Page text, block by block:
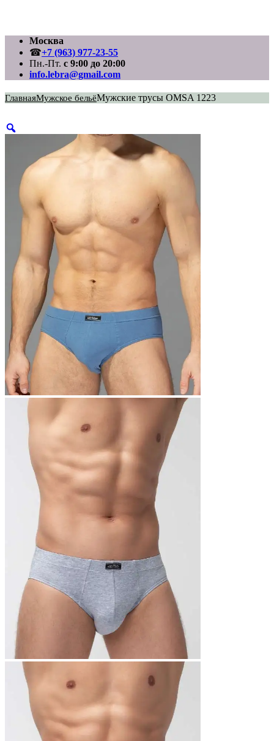
Перейти
содержимому
Москва
☎+7 (963) 977-23-55
Пн.-Пт. с 9:00 до 20:00
info.lebra@gmail.com
ГлавнаяМужское бельёМужские трусы OMSA 1223